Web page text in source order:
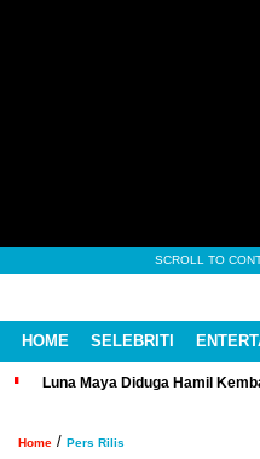
SCROLL TO
HOME SELEBRITI
Luna Maya Diduga Hamil
Home / Pers Rilis